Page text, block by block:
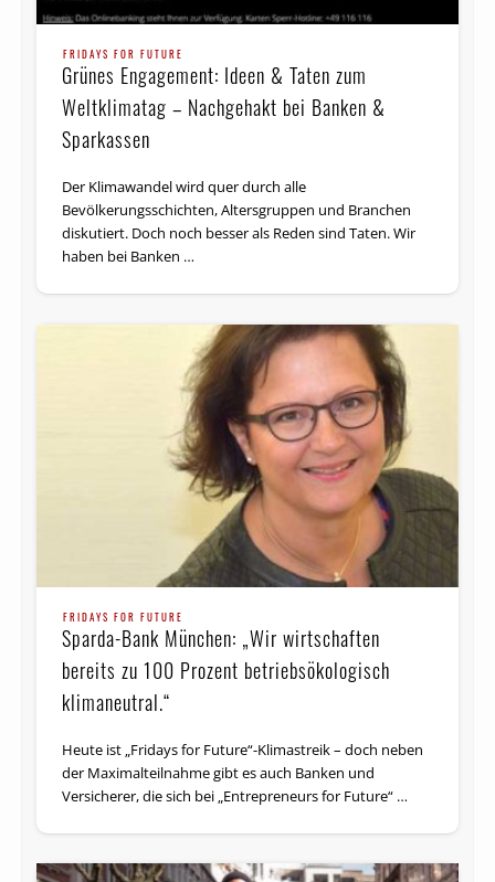
FRIDAYS FOR FUTURE
Grünes Engagement: Ideen & Taten zum
Weltklimatag – Nachgehakt bei Banken &
Sparkassen
Der Klimawandel wird quer durch alle
Bevölkerungsschichten, Altersgruppen und Branchen
diskutiert. Doch noch besser als Reden sind Taten. Wir
haben bei Banken …
FRIDAYS FOR FUTURE
Sparda-Bank München: „Wir wirtschaften
bereits zu 100 Prozent betriebsökologisch
klimaneutral.“
Heute ist „Fridays for Future“-Klimastreik – doch neben
der Maximalteilnahme gibt es auch Banken und
Versicherer, die sich bei „Entrepreneurs for Future“ …